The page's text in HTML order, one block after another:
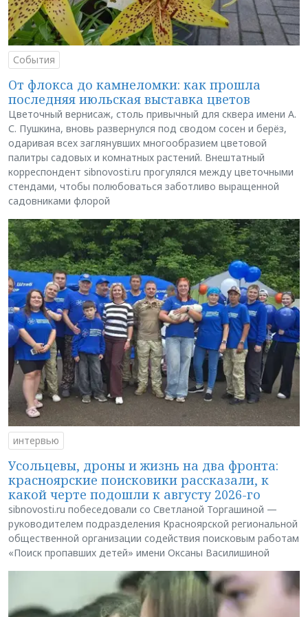
События
От флокса до камнеломки: как прошла
последняя июльская выставка цветов
Цветочный вернисаж, столь привычный для сквера имени А.
С. Пушкина, вновь развернулся под сводом сосен и берёз,
одаривая всех заглянувших многообразием цветовой
палитры садовых и комнатных растений. Внештатный
корреспондент sibnovosti.ru прогулялся между цветочными
стендами, чтобы полюбоваться заботливо выращенной
садовниками флорой
интервью
Усольцевы, дроны и жизнь на два фронта:
красноярские поисковики рассказали, к
какой черте подошли к августу 2026-го
sibnovosti.ru побеседовали со Светланой Торгашиной —
руководителем подразделения Красноярской региональной
общественной организации содействия поисковым работам
«Поиск пропавших детей» имени Оксаны Василишиной